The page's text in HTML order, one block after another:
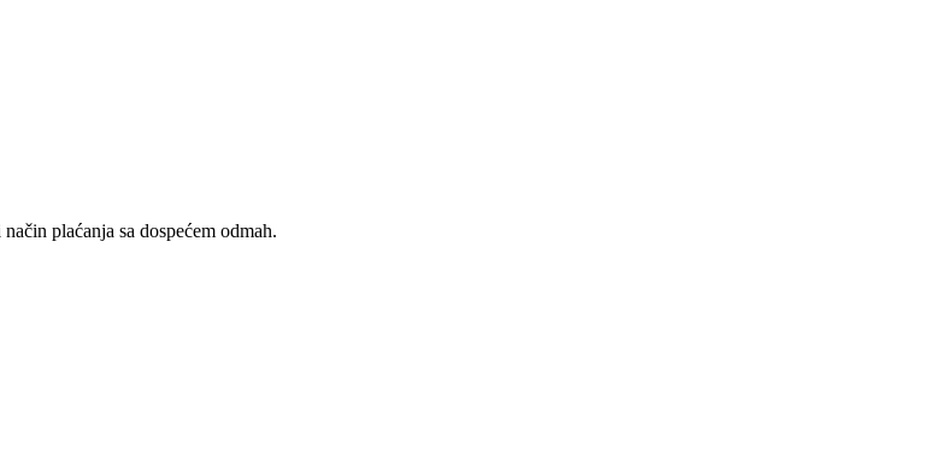
plaćanja sa dospećem odmah.